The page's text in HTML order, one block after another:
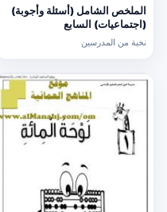
الملخص الشامل (أسئلة وأجوبة)
(اجتماعيات) السابع
نخبة من المدرسين